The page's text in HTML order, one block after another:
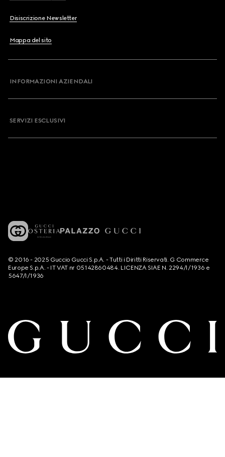
Disiscrizione Newsletter
Mappa del sito
INFORMAZIONI AZIENDALI
SERVIZI ESCLUSIVI
© 2016 - 2025 Guccio Gucci S.p.A. - Tutti i Diritti Riservati. G Commerce
Europe S.p.A. - IT VAT nr 05142860484. LICENZA SIAE N. 2294/I/1936 e
5647/I/1936